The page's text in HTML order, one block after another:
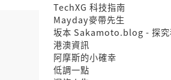
TechXG 科技指南
Mayday麥帶先生
坂本 Sakamoto.blog - 探究
港澳資訊
阿摩斯的小確幸
低調一點